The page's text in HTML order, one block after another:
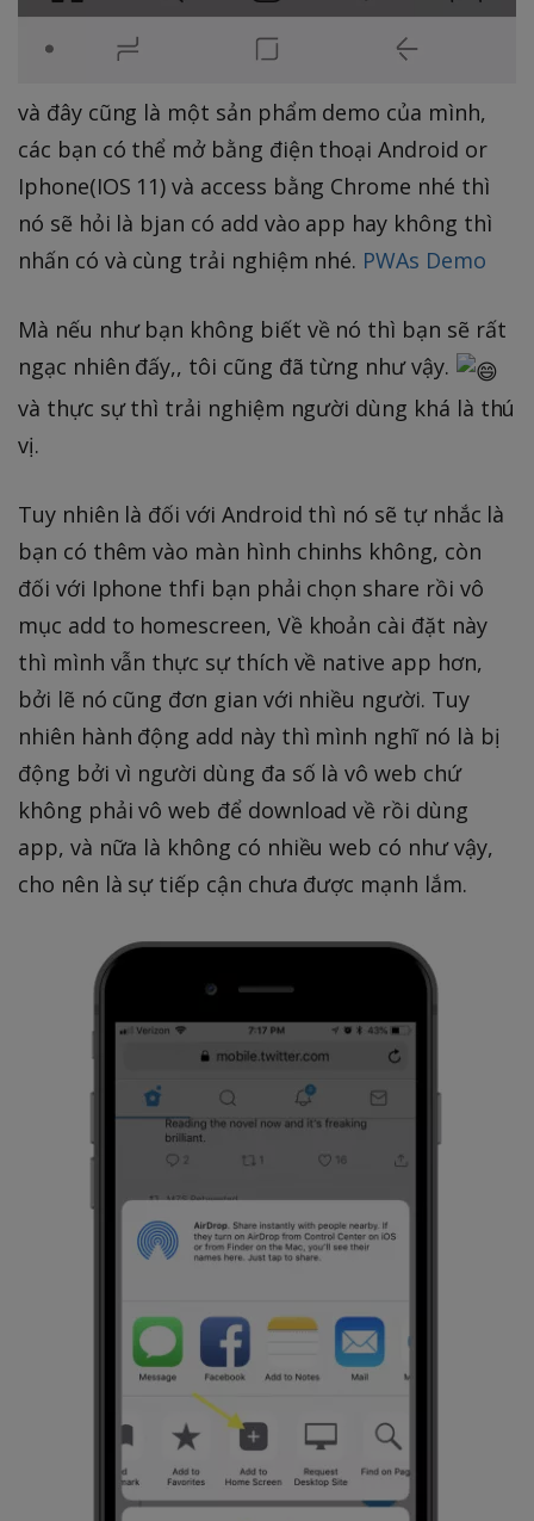
và đây cũng là một sản phẩm demo của mình,
các bạn có thể mở bằng điện thoại Android or
Iphone(IOS 11) và access bằng Chrome nhé thì
nó sẽ hỏi là bjan có add vào app hay không thì
nhấn có và cùng trải nghiệm nhé. PWAs Demo
Mà nếu như bạn không biết về nó thì bạn sẽ rất
ngạc nhiên đấy,, tôi cũng đã từng như vậy.
và thực sự thì trải nghiệm người dùng khá là thú
vị.
Tuy nhiên là đối với Android thì nó sẽ tự nhắc là
bạn có thêm vào màn hình chinhs không, còn
đối với Iphone thfi bạn phải chọn share rồi vô
mục add to homescreen, Về khoản cài đặt này
thì mình vẫn thực sự thích về native app hơn,
bởi lẽ nó cũng đơn gian với nhiều người. Tuy
nhiên hành động add này thì mình nghĩ nó là bị
động bởi vì người dùng đa số là vô web chứ
không phải vô web để download về rồi dùng
app, và nữa là không có nhiều web có như vậy,
cho nên là sự tiếp cận chưa được mạnh lắm.